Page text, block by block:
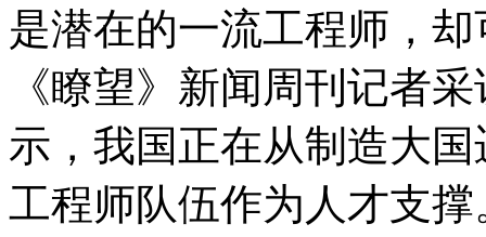
是潜在的一流工程师，却
《瞭望》新闻周刊记者
示，我国正在从制造大
工程师队伍作为人才支